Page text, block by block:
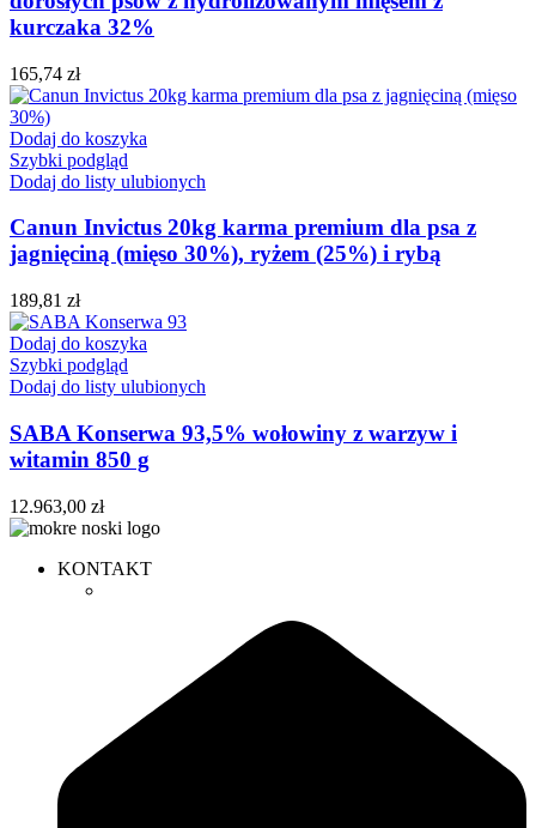
kurczaka 32%
165,74 zł
Dodaj do koszyka
Szybki podgląd
Dodaj do listy ulubionych
Canun Invictus 20kg karma premium dla psa z
jagnięciną (mięso 30%), ryżem (25%) i rybą
189,81 zł
Dodaj do koszyka
Szybki podgląd
Dodaj do listy ulubionych
SABA Konserwa 93,5% wołowiny z warzyw i
witamin 850 g
12.963,00 zł
KONTAKT